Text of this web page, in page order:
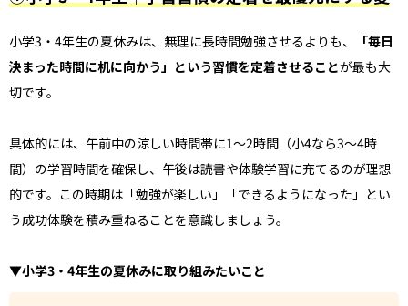
小学3・4年生の夏休みは、無理に長時間勉強させるよりも、
「毎日
決まった時間に机に向かう」という習慣を定着させることが最も大
切です。
具体的には、午前中の涼しい時間帯に1〜2時間（小4なら3〜4時
間）の学習時間を確保し、午後は読書や体験学習に充てるのが理想
的です。この時期は「勉強が楽しい」「できるようになった」とい
う成功体験を積み重ねることを意識しましょう。
▼小学3・4年生の夏休みに取り組みたいこと